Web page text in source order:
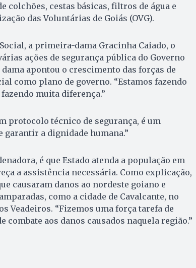
colchões, cestas básicas, filtros de água e
das Voluntárias de Goiás (OVG).
a primeira-dama Gracinha Caiado, o
ações de segurança pública do Governo
apontou o crescimento das forças de
como plano de governo. “Estamos fazendo
muita diferença.”
protocolo técnico de segurança, é um
a dignidade humana.”
é que Estado atenda a população em
a assistência necessária. Como explicação,
causaram danos ao nordeste goiano e
como a cidade de Cavalcante, no
Veadeiros. “Fizemos uma força tarefa de
combate aos danos causados naquela região.”